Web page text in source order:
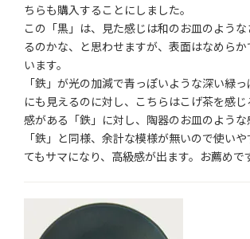
ちらも購入することにしました。
この「黒」は、見た感じは和のお皿のよう
るのかな、と思わせますが、表面はなめらか
います。
「鉄」が光の加減で青っぽいような深い緑
にも見えるのに対し、こちらはこげ茶を感
感がある「鉄」に対し、陶器のお皿のような
「鉄」と同様、余計な模様が無いので使い
てもサマになり、高級感が出ます。お薦めで